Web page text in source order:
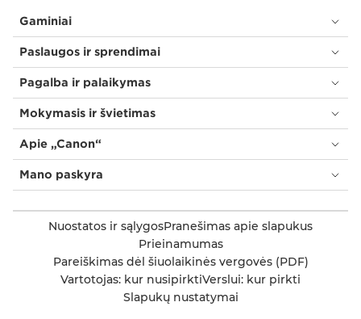
Gaminiai
Paslaugos ir sprendimai
Pagalba ir palaikymas
Mokymasis ir švietimas
Apie „Canon“
Mano paskyra
Nuostatos ir sąlygosPranešimas apie slapukus
Prieinamumas
Pareiškimas dėl šiuolaikinės vergovės (PDF)
Vartotojas: kur nusipirktiVerslui: kur pirkti
Slapukų nustatymai